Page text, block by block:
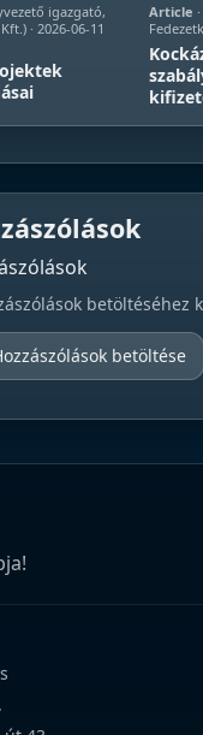
igazgató,
· 2026-06-11
Article
betöltéséhez
betöltése